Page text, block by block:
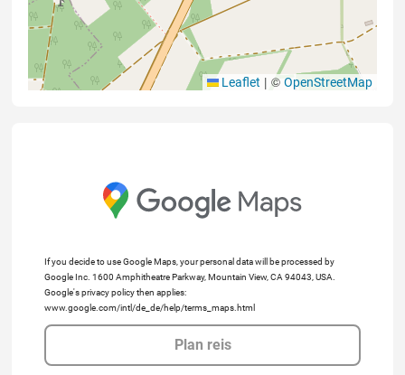
Leaflet | © OpenStreetMap
If you decide to use Google Maps, your personal data will be processed by
Google Inc. 1600 Amphitheatre Parkway, Mountain View, CA 94043, USA.
Google's privacy policy then applies:
www.google.com/intl/de_de/help/terms_maps.html
Plan reis